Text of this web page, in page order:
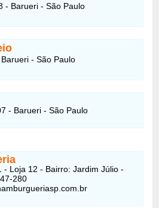
- Barueri - São Paulo
- São Paulo
- Barueri - São Paulo
- Loja 12 - Bairro: Jardim Júlio -
280